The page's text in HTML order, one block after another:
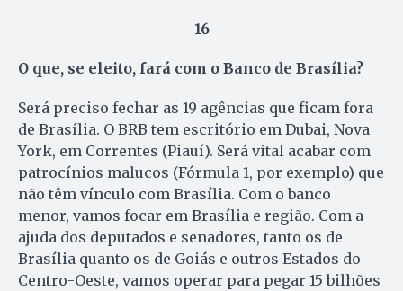
16
O que, se eleito, fará com o Banco de Brasília?
Será preciso fechar as 19 agências que ficam fora
de Brasília. O BRB tem escritório em Dubai, Nova
York, em Correntes (Piauí). Será vital acabar com
patrocínios malucos (Fórmula 1, por exemplo) que
não têm vínculo com Brasília. Com o banco
menor, vamos focar em Brasília e região. Com a
ajuda dos deputados e senadores, tanto os de
Brasília quanto os de Goiás e outros Estados do
Centro-Oeste, vamos operar para pegar 15 bilhões